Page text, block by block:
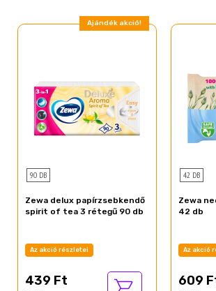
Ajándék akció!
90 DB
Zewa delux papírzsebkendő
spirit of tea 3 rétegű 90 db
Az akció részletei
439 Ft
42 DB
Zewa
42 db
Az akció
609